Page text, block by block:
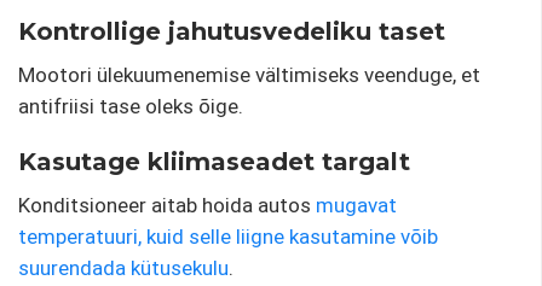
Kontrollige jahutusvedeliku taset
Mootori ülekuumenemise vältimiseks veenduge, et
antifriisi tase oleks õige.
Kasutage kliimaseadet targalt
Konditsioneer aitab hoida autos mugavat
temperatuuri, kuid selle liigne kasutamine võib
suurendada kütusekulu.